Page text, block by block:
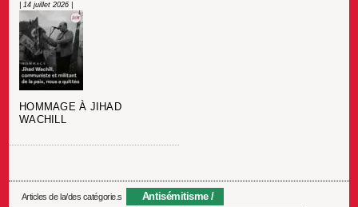
| 14 juillet 2026 |
HOMMAGE À JIHAD
WACHILL
Articles de la/des catégorie.s
Antisémitisme